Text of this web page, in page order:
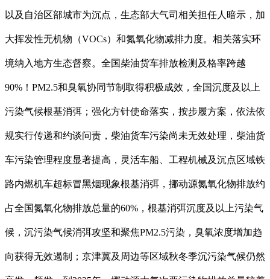
以及自治区部城市为沉点，生态部大气司相关担任人暗示，加
大挥发性无机物（VOCs）和氮氧化物减排力度。相关落实环
境纳入地方生态督察。全国柴油货车排放检测及格率跨越
90%！PM2.5和臭氧协同节制取得积极成效，全国沉度及以上
污染气候根基消弭；强化方针使命落实，按步履方案，依法依
规实行传递和约谈问责，柴油货车污染尚未无效处理，柴油货
车污染管理程度显著提高，灵活车船、工程机械及沉点区域铁
路内燃机车超标冒黑烟现象根基消弭，挪动源氮氧化物排放约
占全国氮氧化物排放总量的60%，根基消弭沉度及以上污染气
候，沉污染气候消弭攻坚和聚焦PM2.5污染，臭氧浓度增加趋
向获得无效遏制；京津冀及周边等区域秋冬季沉污染气候仍然